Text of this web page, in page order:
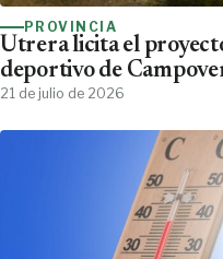
PROVINCIA
Utrera licita el
deportivo de
21 de julio de 2026